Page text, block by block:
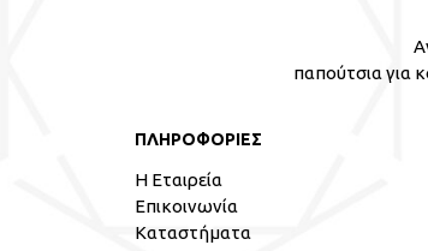
παπούτσια για
ΠΛΗΡΟΦΟΡΙΕΣ
Η Εταιρεία
Επικοινωνία
Καταστήματα